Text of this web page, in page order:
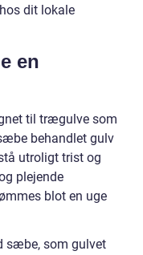
dit lokale
en
til trægulve som
behandlet gulv
utroligt trist og
plejende
blot en uge
sæbe, som gulvet